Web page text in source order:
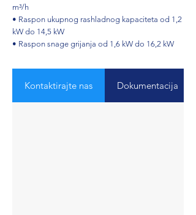
m³/h
• Raspon ukupnog rashladnog kapaciteta od 1,2
kW do 14,5 kW
• Raspon snage grijanja od 1,6 kW do 16,2 kW
Kontaktirajte nas Dokumentacija